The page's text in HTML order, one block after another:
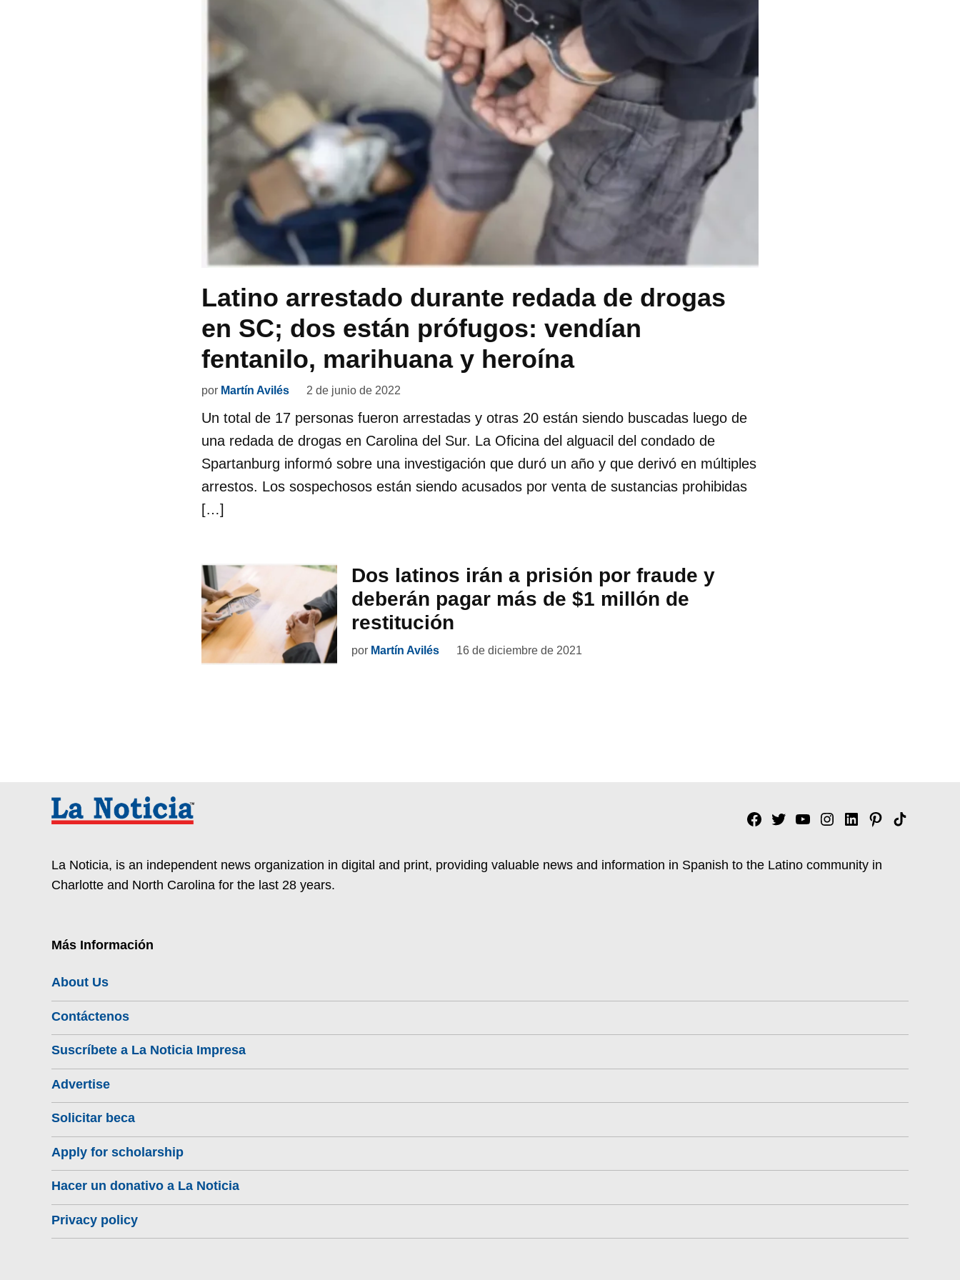
Latino arrestado durante redada de drogas
en SC; dos están prófugos: vendían
fentanilo, marihuana y heroína
por Martín Avilés 2 de junio de 2022
Un total de 17 personas fueron arrestadas y otras 20 están siendo buscadas luego de
una redada de drogas en Carolina del Sur. La Oficina del alguacil del condado de
Spartanburg informó sobre una investigación que duró un año y que derivó en múltiples
arrestos. Los sospechosos están siendo acusados por venta de sustancias prohibidas
[…]
Dos latinos irán a prisión por fraude y
deberán pagar más de $1 millón de
restitución
por Martín Avilés 16 de diciembre de 2021
Facebook
TwitterYouTubeInstagram
Linkedin
Pinterest
Tik
La Noticia, is an independent news organization in digital and print, providing valuable news and information in Spanish to the Latino community in
Charlotte and North Carolina for the last 28 years.
Más Información
About Us
Contáctenos
Suscríbete a La Noticia Impresa
Advertise
Solicitar beca
Apply for scholarship
Hacer un donativo a La Noticia
Privacy policy